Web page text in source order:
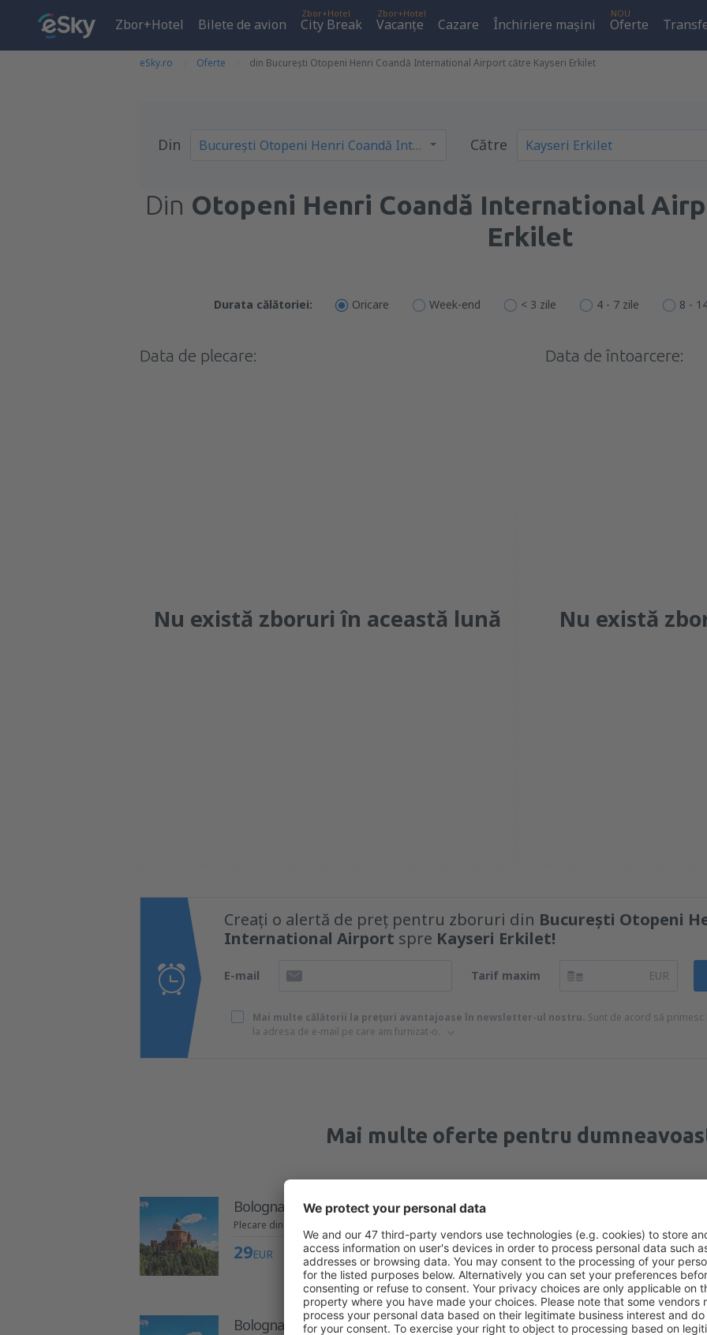
Zbor+Hotel Bilete de avion
Zbor+Hotel
City Break
Zbor+Hotel
Vacanţe Cazare Închiriere mașini
NOU
Oferte
eSky.ro Oferte din București Otopeni Henri Coandă International Airport către Kayseri Erkilet
Din Către
Din Otopeni Henri Coandă International
Erkilet
Durata călătoriei: Oricare Week-end < 3 zile 4 - 7 zile 8 -
Data de plecare:
Nu există zboruri în această lună
Data de întoarcere:
Nu există
Creați o alertă de preț pentru zboruri din București Otopeni
International Airport spre Kayseri Erkilet!
E-mail Tarif maxim EUR
Mai multe călătorii la prețuri avantajoase în newsletter-ul nostru. Sunt de acord să
la adresa de e-mail pe care am furnizat-o.
Mai multe oferte pentru
Bologna
Plecare din București
29EUR
Bologna
34EUR
Milano